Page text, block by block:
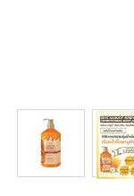
รีวิว
สิทธิประโยชน์ส